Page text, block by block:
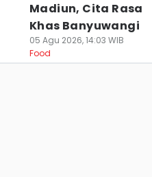
Madiun, Cita Rasa
Khas Banyuwangi
05 Agu 2026, 14:03 WIB
Food